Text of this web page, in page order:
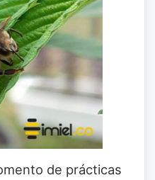
de prácticas